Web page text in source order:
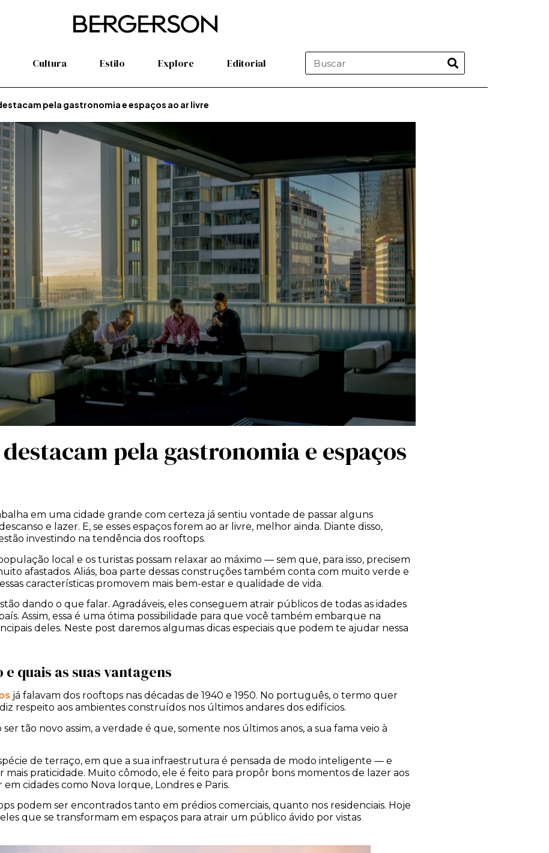
Cultura Estilo Explore Editorial
pela gastronomia e espaços ao ar livre
pela gastronomia e espaços
em uma cidade grande com certeza já sentiu vontade de passar alguns
e lazer. E, se esses espaços forem ao ar livre, melhor ainda. Diante disso,
investindo na tendência dos rooftops.
local e os turistas possam relaxar ao máximo — sem que, para isso, precisem
afastados. Aliás, boa parte dessas construções também conta com muito verde e
características promovem mais bem-estar e qualidade de vida.
dando o que falar. Agradáveis, eles conseguem atrair públicos de todas as idades
Assim, essa é uma ótima possibilidade para que você também embarque na
deles. Neste post daremos algumas dicas especiais que podem te ajudar nessa
quais as suas vantagens
já falavam dos rooftops nas décadas de 1940 e 1950. No português, o termo quer
respeito aos ambientes construídos nos últimos andares dos edifícios.
tão novo assim, a verdade é que, somente nos últimos anos, a sua fama veio à
de terraço, em que a sua infraestrutura é pensada de modo inteligente — e
praticidade. Muito cômodo, ele é feito para propôr bons momentos de lazer aos
cidades como Nova Iorque, Londres e Paris.
podem ser encontrados tanto em prédios comerciais, quanto nos residenciais. Hoje
que se transformam em espaços para atrair um público ávido por vistas